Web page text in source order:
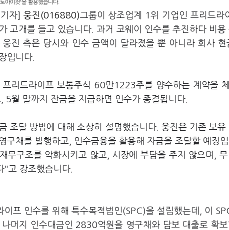
아이컷'을 활용했습니다.
자] 웅진(016880)그룹이 상조업계 1위 기업인 프리드라
고개를 들고 있습니다. 과거 코웨이 인수를 추진하다 비
진 측은 당시와 인수 금액이 달라졌을 뿐 아니라 회사
입니다.
리드라이프 보통주식 60만1223주를 양수하는 계약을
월 말까지 잔금을 지급하면 인수가 종결됩니다.
조달 방법에 대해 소상히 설명했습니다. 웅진은 기존 보
구채를 발행하고, 인수금융을 활용해 자금을 조달할 예정
무구조를 악화시키고 않고, 시장에 부담을 주지 않으며,
"고 강조했습니다.
이프 인수를 위해 특수목적법인(SPC)을 설립했는데, 이
머지 인수대금인 2830억원을 영구채와 담보 대출로 확